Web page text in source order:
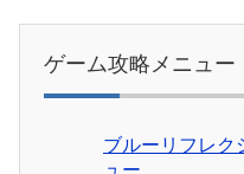
ゲーム攻略メニュー
ブルーリフレク
ュー